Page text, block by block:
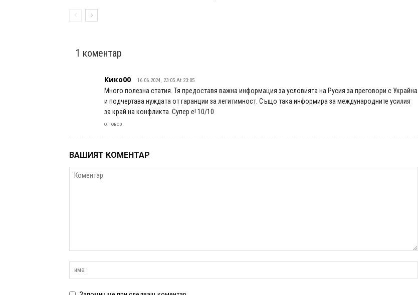
1 коментар
Кико00 16.06.2024, 23:05 At 23:05
Много полезна статия. Тя предоставя важна информация за условията на Русия за преговори с Украйна
и подчертава нуждата от гаранции за легитимност. Също така информира за международните усилия
за край на конфликта. Супер е! 10/10
отговор
ВАШИЯТ КОМЕНТАР